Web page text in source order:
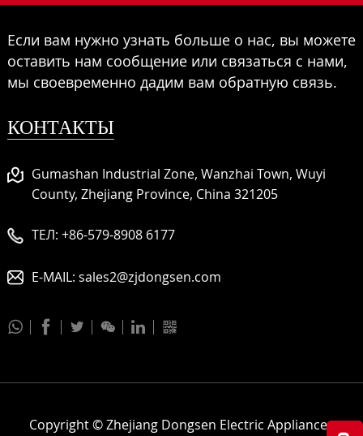
Если вам нужно узнать больше о нас, вы можете
оставить нам сообщение или связаться с нами,
мы своевременно дадим вам обратную связь.
КОНТАКТЫ
Gumashan Industrial Zone, Wanzhai Town, Wuyi
County, Zhejiang Province, China 321205
ТЕЛ: +86-579-8908 6177
E-MAIL: sales2@zjdongsen.com
     
Copyright © Zhejiang Dongsen Electric Appliances